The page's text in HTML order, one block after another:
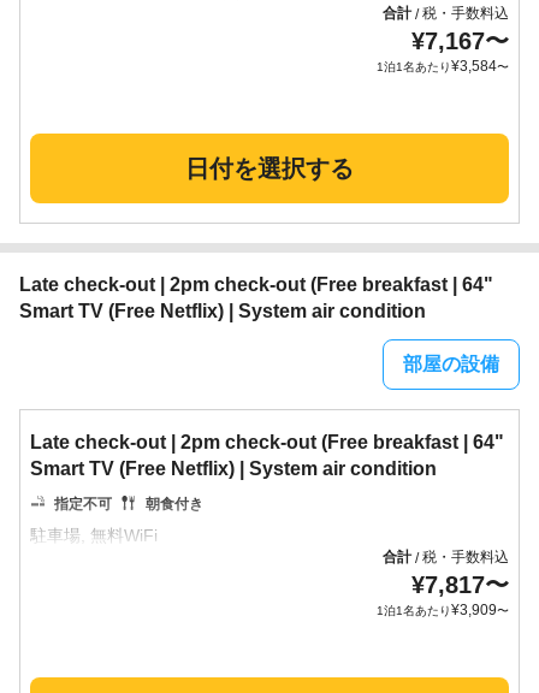
合計/税・手数料込
¥7,167〜
1泊1名あたり¥3,584〜
日付を選択する
Late check-out | 2pm check-out (Free breakfast | 64"
Smart TV (Free Netflix) | System air condition
部屋の設備
Late check-out | 2pm check-out (Free breakfast | 64"
Smart TV (Free Netflix) | System air condition
指定不可 朝食付き
合計/税・手数料込
¥7,817〜
1泊1名あたり¥3,909〜